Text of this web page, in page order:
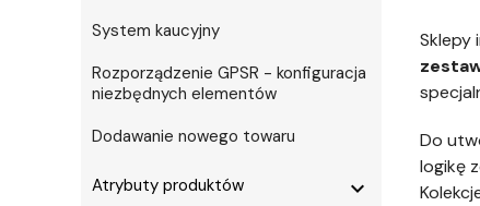
System kaucyjny
Rozporządzenie GPSR - konfiguracja
niezbędnych elementów
Dodawanie nowego towaru
Atrybuty produktów expand_more
Sklepy
Do
logikę